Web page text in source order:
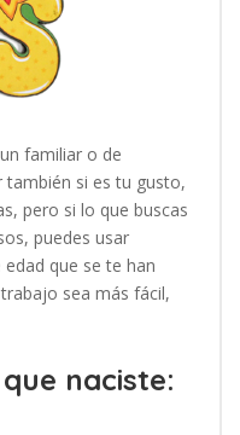
familiar o de
también si es tu gusto,
pero si lo que buscas
puedes usar
que se te han
sea más fácil,
naciste: